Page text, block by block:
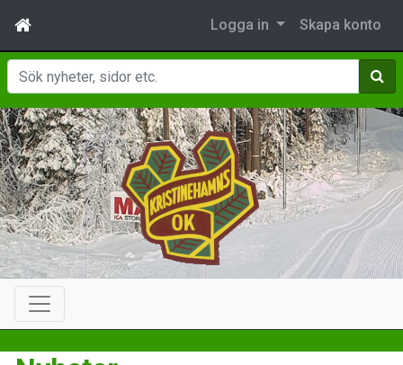
Logga in Skapa konto
Sök